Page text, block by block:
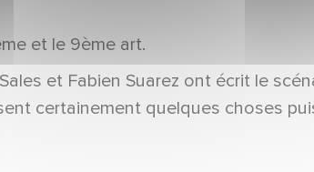
et le 9ème art.
et Fabien Suarez ont écrit le
certainement quelques choses